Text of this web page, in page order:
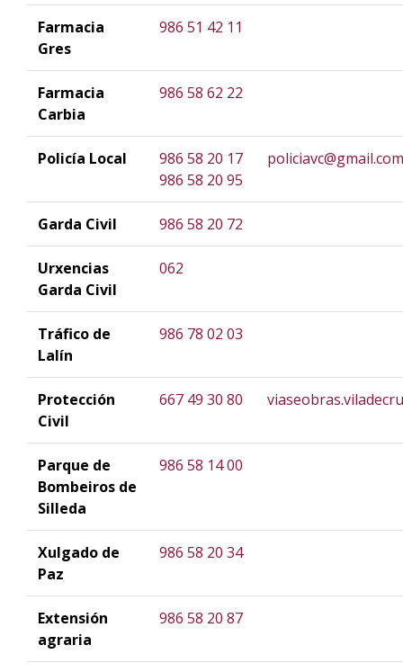
Farmacia
Gres
986 51 42 11
Farmacia
Carbia
986 58 62 22
Policía Local
986 58 20 17
986 58 20 95
policiavc@gmail.com
Garda Civil 986 58 20 72
Urxencias
Garda Civil
062
Tráfico de
Lalín
986 78 02 03
Protección
Civil
667 49 30 80
Parque de
Bombeiros de
Silleda
986 58 14 00
Xulgado de
Paz
986 58 20 34
Extensión
agraria
986 58 20 87